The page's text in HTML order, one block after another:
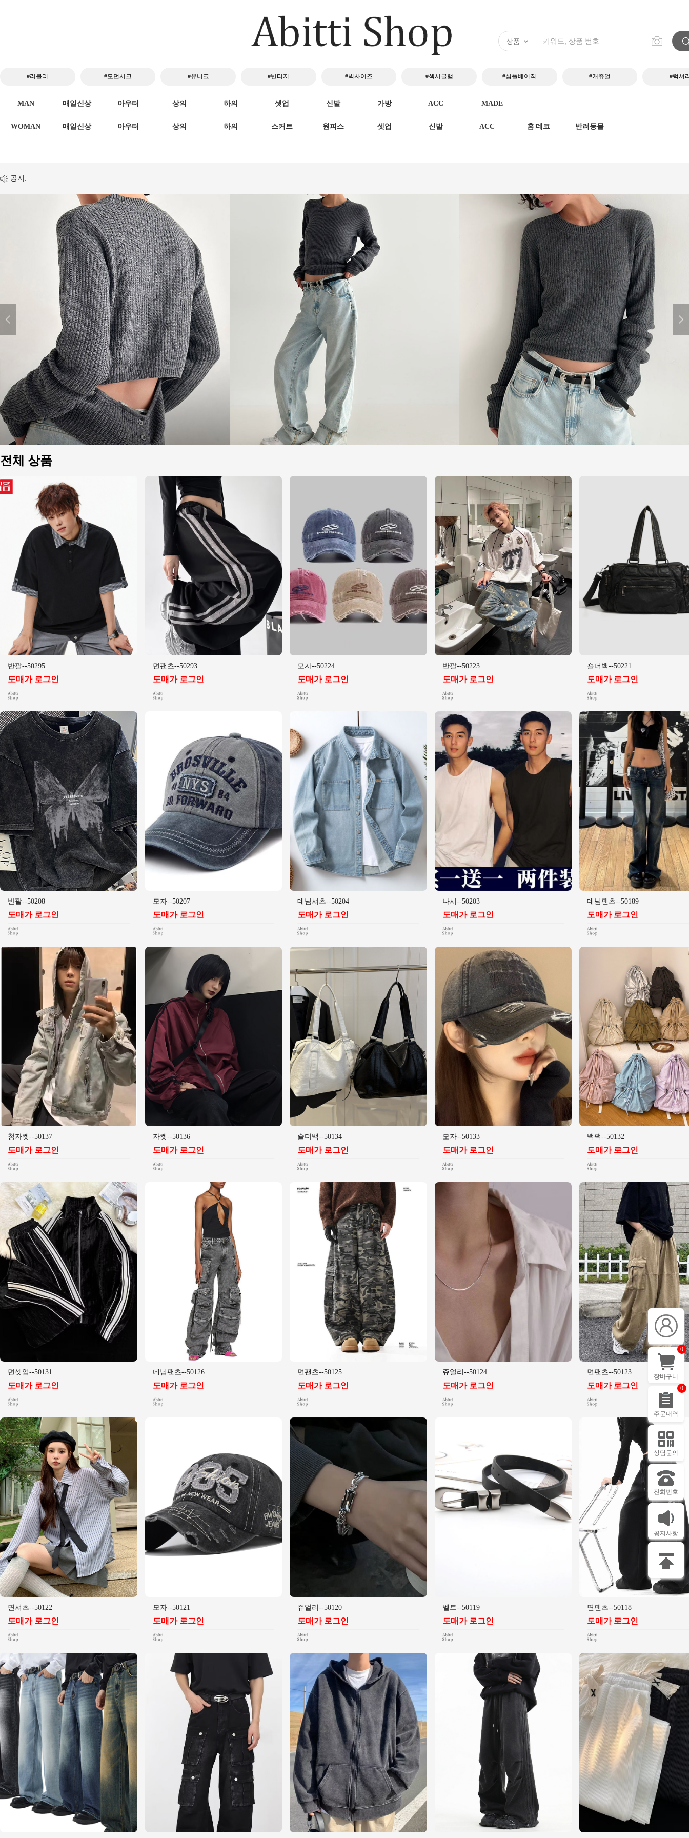
#러블리 #모던시크 #유니크 #빈티지 #빅사이즈 #섹시글램 #심플베이직 #캐쥬얼 #럭셔
MAN 매일신상 아우터 상의 하의 셋업 신발 가방 ACC MADE
WOMAN 매일신상 아우터 상의 하의 스커트 원피스 셋업 신발 ACC 홈|데코 반려동물
공지:
전체 상품
반팔--50295
도매가 로그인
면팬츠--50293
도매가 로그인
모자--50224
도매가 로그인
반팔--50223
도매가 로그인
숄더백--50221
도매가 로그인
반팔--50208
도매가 로그인
모자--50207
도매가 로그인
데님셔츠--50204
도매가 로그인
나시--50203
도매가 로그인
데님팬츠--50189
도매가 로그인
청자켓--50137
도매가 로그인
자켓--50136
도매가 로그인
숄더백--50134
도매가 로그인
모자--50133
도매가 로그인
백팩--50132
도매가 로그인
면셋업--50131
도매가 로그인
데님팬츠--50126
도매가 로그인
면팬츠--50125
도매가 로그인
쥬얼리--50124
도매가 로그인
면팬츠--50123
도매가 로그인
면셔츠--50122
도매가 로그인
모자--50121
도매가 로그인
쥬얼리--50120
도매가 로그인
벨트--50119
도매가 로그인
면팬츠--50118
도매가 로그인
장바구니
0
주문내역
0
상담문의
전화번호
공지사항